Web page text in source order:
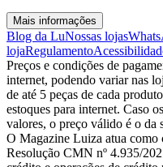
Mais informações
Blog da LuNossas lojas
lojaRegulamento
Preços e condições de
internet, podendo variar nas
de até 5 peças de cada
estoques para internet. Caso
valores, o preço válido é o da
O Magazine Luiza atua como
Resolução CMN nº 4.935/